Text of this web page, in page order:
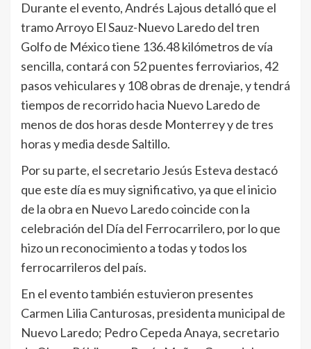
Durante el evento, Andrés Lajous detalló que el
tramo Arroyo El Sauz-Nuevo Laredo del tren
Golfo de México tiene 136.48 kilómetros de vía
sencilla, contará con 52 puentes ferroviarios, 42
pasos vehiculares y 108 obras de drenaje, y tendrá
tiempos de recorrido hacia Nuevo Laredo de
menos de dos horas desde Monterrey y de tres
horas y media desde Saltillo.
Por su parte, el secretario Jesús Esteva destacó
que este día es muy significativo, ya que el inicio
de la obra en Nuevo Laredo coincide con la
celebración del Día del Ferrocarrilero, por lo que
hizo un reconocimiento a todas y todos los
ferrocarrileros del país.
En el evento también estuvieron presentes
Carmen Lilia Canturosas, presidenta municipal de
Nuevo Laredo; Pedro Cepeda Anaya, secretario